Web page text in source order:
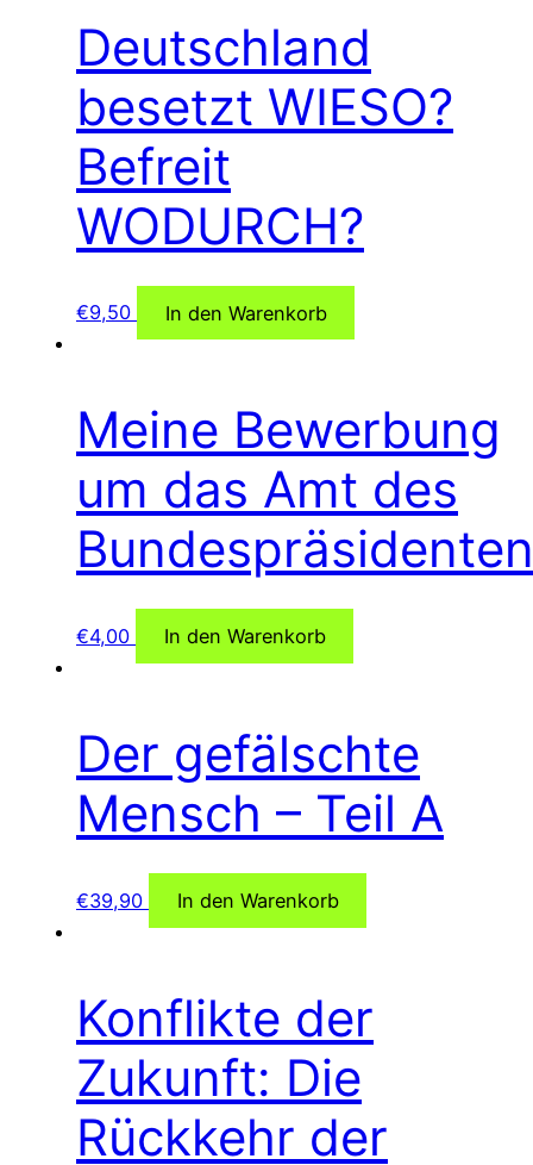
Deutschland
besetzt WIESO?
Befreit
WODURCH?
€9,50 In den Warenkorb
Meine Bewerbung
um das Amt des
Bundespräsidenten
€4,00 In den Warenkorb
Der gefälschte
Mensch – Teil A
€39,90 In den Warenkorb
Konflikte der
Zukunft: Die
Rückkehr der